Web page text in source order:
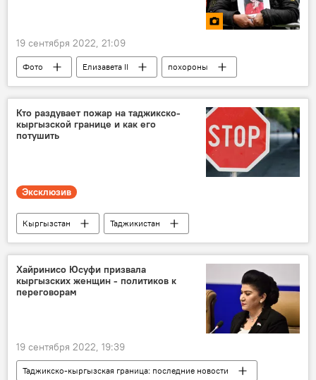
19 сентября 2022, 21:09
Фото Елизавета II
похороны
смерть известных людей
Великобритания
Кто раздувает пожар на таджикско-
кыргызской границе и как его
потушить
Эксклюзив
Кыргызстан
Таджикистан
конфликт
Политика
причина
граница
Таджикско-кыргызская граница: последние новости
Хайринисо Юсуфи призвала
кыргызских женщин - политиков к
переговорам
19 сентября 2022, 19:39
Таджикско-кыргызская граница: последние новости